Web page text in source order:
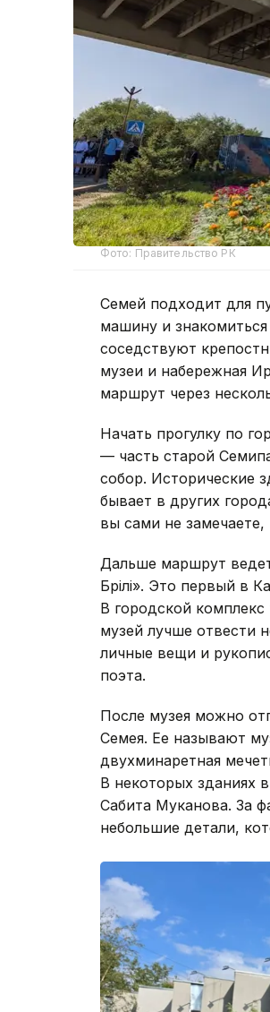
Фото: Правительство РК
Семей подходит для
машину и
соседствуют
музеи и набережная
маршрут через
Начать прогулку по
— часть старой
собор. Исторические
бывает в других
вы сами не замечаете,
Дальше маршрут
Бөрілі». Это первый в
В городской
музей лучше отвести
личные вещи и
поэта.
После музея можно
Семея. Ее называют
двухминаретная
В некоторых зданиях
Сабита Муканова. За
небольшие детали,